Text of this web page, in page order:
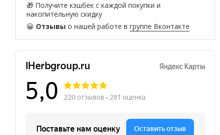
🎁 Получите кэшбек с каждой покупки и
накопительную скидку
😀 Отзывы о нашей работе вгруппе Вконтакте